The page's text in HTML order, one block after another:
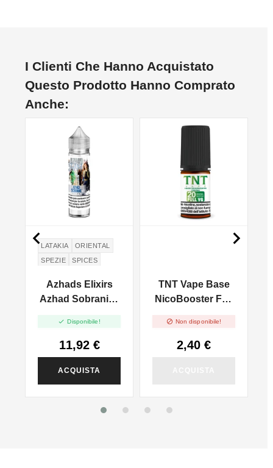
I Clienti Che Hanno Acquistato
Questo Prodotto Hanno Comprato
Anche:
LATAKIA
ORIENTAL
SPEZIE
SPICES
Azhads Elixirs
Azhad Sobranie -
Shot 20ml
 Disponibile!
11,92 €
ACQUISTA
TNT Vape Base
NicoBooster Full
 Non disponibile!
2,40 €
NON DISPONIBILE
 